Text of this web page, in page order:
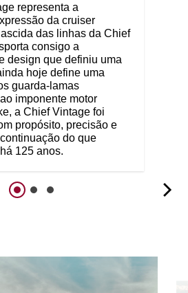
representa a
da cruiser
das linhas da Chief
consigo a
design que definiu uma
hoje define uma
guarda-lamas
imponente motor
a Chief Vintage foi
propósito, precisão e
do que
125 anos.